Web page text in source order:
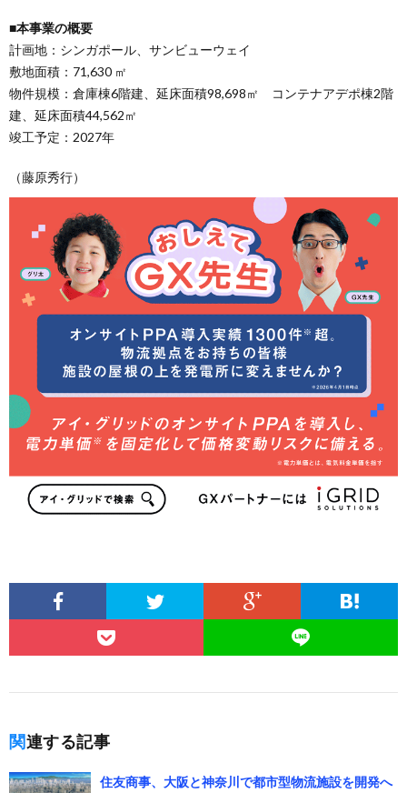
■本事業の概要
計画地：シンガポール、サンビューウェイ
敷地面積：71,630 ㎡
物件規模：倉庫棟6階建、延床面積98,698㎡ コンテナアデポ棟2階
建、延床面積44,562㎡
竣工予定：2027年
（藤原秀行）
関連する記事
住友商事、大阪と神奈川で都市型物流施設を開発へ